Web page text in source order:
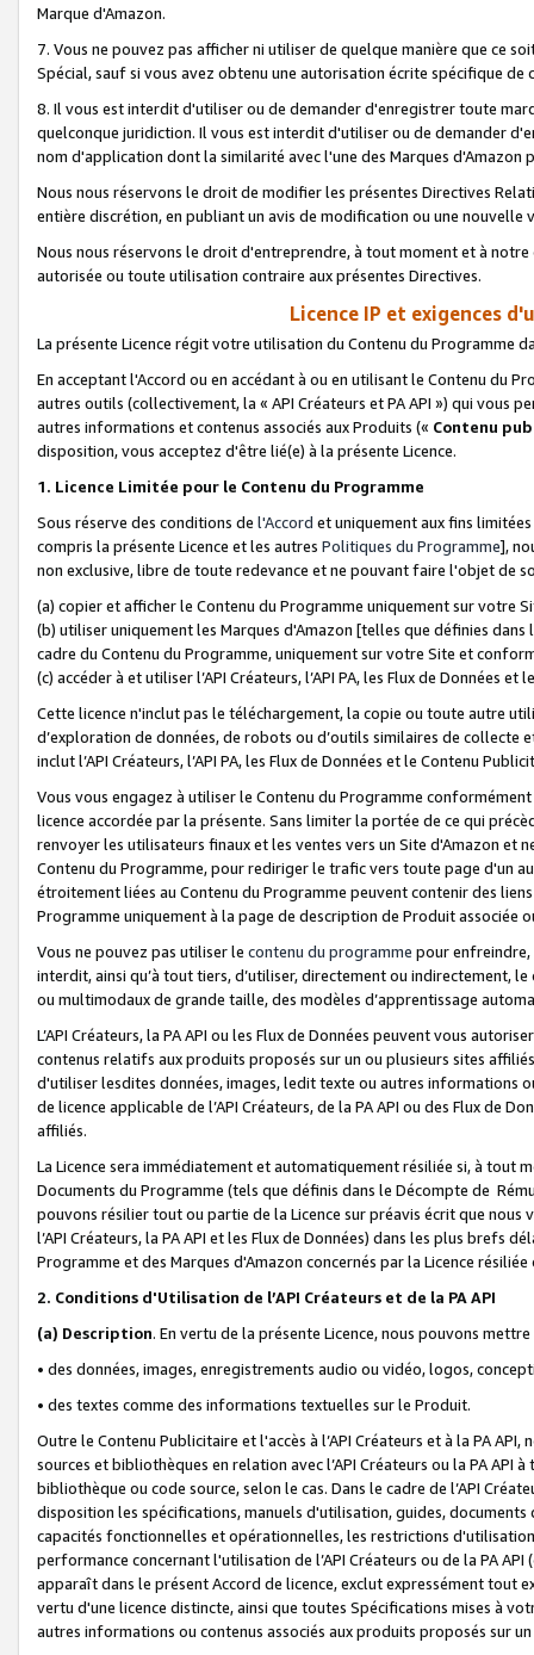
Marque d'Amazon.
7. Vous ne pouvez pas afficher ni utiliser de quelque manière que ce
Spécial, sauf si vous avez obtenu une autorisation écrite spécifique de
8. Il vous est interdit d'utiliser ou de demander d'enregistrer toute
quelconque juridiction. Il vous est interdit d'utiliser ou de demander
nom d'application dont la similarité avec l'une des Marques
Nous nous réservons le droit de modifier les présentes Directives
entière discrétion, en publiant un avis de modification ou une nouvelle
Nous nous réservons le droit d'entreprendre, à tout moment et à
autorisée ou toute utilisation contraire aux présentes Directives.
Licence IP et exigences
La présente Licence régit votre utilisation du Contenu du Programme
En acceptant l'Accord ou en accédant à ou en utilisant le Contenu du
autres outils (collectivement, la « API Créateurs et PA API ») qui vous
autres informations et contenus associés aux Produits (« Contenu
disposition, vous acceptez d'être lié(e) à la présente Licence.
1. Licence Limitée pour le Contenu du Programme
Sous réserve des conditions de l'Accord et uniquement aux fins
compris la présente Licence et les autres Politiques du Programme],
non exclusive, libre de toute redevance et ne pouvant faire l'objet de
(a) copier et afficher le Contenu du Programme uniquement sur votre
(b) utiliser uniquement les Marques d'Amazon [telles que définies dans
cadre du Contenu du Programme, uniquement sur votre Site et
(c) accéder à et utiliser l’API Créateurs, l’API PA, les Flux de Données
Cette licence n'inclut pas le téléchargement, la copie ou toute autre
d’exploration de données, de robots ou d’outils similaires de
inclut l’API Créateurs, l’API PA, les Flux de Données et le Contenu
Vous vous engagez à utiliser le Contenu du Programme
licence accordée par la présente. Sans limiter la portée de ce qui
renvoyer les utilisateurs finaux et les ventes vers un Site d'Amazon et
Contenu du Programme, pour rediriger le trafic vers toute page d'un
étroitement liées au Contenu du Programme peuvent contenir des
Programme uniquement à la page de description de Produit associée
Vous ne pouvez pas utiliser le contenu du programme pour
interdit, ainsi qu’à tout tiers, d’utiliser, directement ou indirectement,
ou multimodaux de grande taille, des modèles d’apprentissage
L’API Créateurs, la PA API ou les Flux de Données peuvent vous
contenus relatifs aux produits proposés sur un ou plusieurs sites
d'utiliser lesdites données, images, ledit texte ou autres informations
de licence applicable de l’API Créateurs, de la PA API ou des Flux de
affiliés.
La Licence sera immédiatement et automatiquement résiliée si, à
Documents du Programme (tels que définis dans le Décompte de
pouvons résilier tout ou partie de la Licence sur préavis écrit que
l’API Créateurs, la PA API et les Flux de Données) dans les plus
Programme et des Marques d'Amazon concernés par la Licence
2. Conditions d'Utilisation de l’API Créateurs et de la PA API
(a) Description. En vertu de la présente Licence, nous pouvons
• des données, images, enregistrements audio ou vidéo, logos,
• des textes comme des informations textuelles sur le Produit.
Outre le Contenu Publicitaire et l'accès à l’API Créateurs et à la PA
sources et bibliothèques en relation avec l’API Créateurs ou la PA
bibliothèque ou code source, selon le cas. Dans le cadre de l’API
disposition les spécifications, manuels d'utilisation, guides,
capacités fonctionnelles et opérationnelles, les restrictions
performance concernant l'utilisation de l’API Créateurs ou de la PA
apparaît dans le présent Accord de licence, exclut expressément tout
vertu d'une licence distincte, ainsi que toutes Spécifications mises à
autres informations ou contenus associés aux produits proposés sur